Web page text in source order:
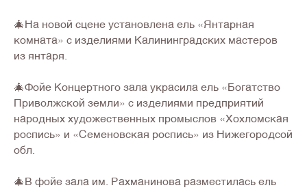
🎄На новой сцене установлена ель «Янтарная
комната» с изделиями Калининградских мастеров
из янтаря.
🎄Фойе Концертного зала украсила ель «Богатство
Приволжской земли» с изделиями предприятий
народных художественных промыслов «Хохломская
роспись» и «Семеновская роспись» из Нижегородсой
обл.
🎄В фойе зала им. Рахманинова разместилась ель